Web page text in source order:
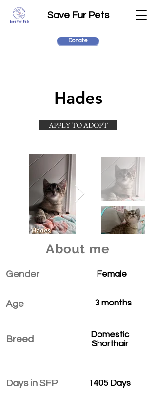
Save Fur Pets
Donate
Hades
APPLY TO ADOPT
About me
Gender
Age
Breed
Days in SFP
Female
3 months
Domestic
Shorthair
1405 Days